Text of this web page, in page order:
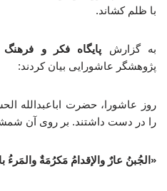
با ظلم کشاند.
به گزارش پایگاه فکر و فرهنگ
پژوهشگر عاشورایی بیان کردند:
روز عاشورا، حضرت اباعبدالله
را در دست داشتند. بر روی آن
«الجُبنُ عارٌ والإقدامُ مَکرُمَةٌ والمَرءُ